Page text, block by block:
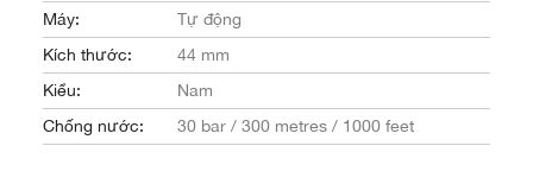
Máy:
Tự động
Kích thước:
44 mm
Kiểu:
Nam
Chống nước:
30 bar / 300 metres / 1000 feet